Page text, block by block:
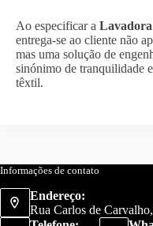
Ao especificar a Lavadora
entrega-se ao cliente não
mas uma solução de
sinónimo de tranquilidade
têxtil.
Informações de contato
Endereço:
Rua Carlos de